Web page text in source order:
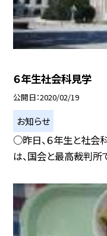
６年生社会科見学
公開日 2020/02/19
お知らせ
○昨日、６年生と社会
は、国会と最高裁判所